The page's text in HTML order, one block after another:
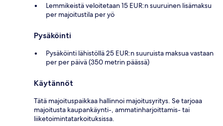
Lemmikeistä veloitetaan 15 EUR:n suuruinen lisämaksu
per majoitustila per yö
Pysäköinti
Pysäköinti lähistöllä 25 EUR:n suuruista maksua vastaan
per per päivä (350 metrin päässä)
Käytännöt
Tätä majoituspaikkaa hallinnoi majoitusyritys. Se tarjoaa
majoitusta kaupankäynti-, ammatinharjoittamis- tai
liiketoimintatarkoituksissa.